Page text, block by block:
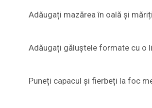
Adăugați mazărea în oală și
Adăugați găluștele formate cu o
Puneți capacul și fierbeți la foc